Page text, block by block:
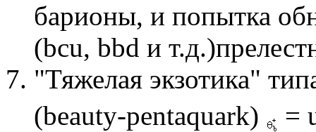
барионы, и попытка
(bcu, bbd и
"Тяжелая экзотика"
(beauty-pentaquark)
=